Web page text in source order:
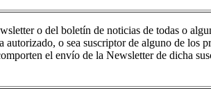
o del boletín de noticias de todas o
autorizado, o sea suscriptor de alguno de
el envío de la Newsletter de dicha